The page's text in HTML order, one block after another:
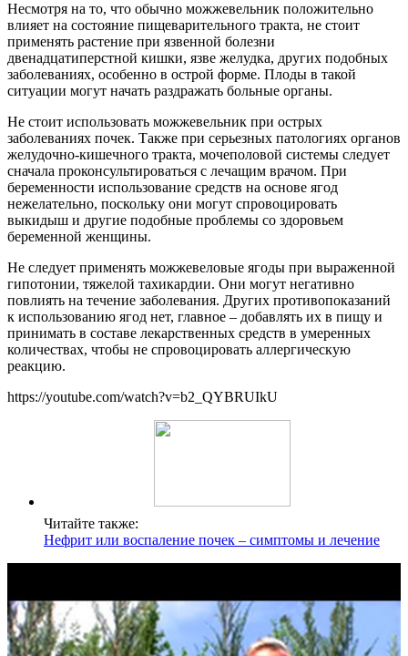
Несмотря на то, что обычно можжевельник положительно
влияет на состояние пищеварительного тракта, не стоит
применять растение при язвенной болезни
двенадцатиперстной кишки, язве желудка, других подобных
заболеваниях, особенно в острой форме. Плоды в такой
ситуации могут начать раздражать больные органы.
Не стоит использовать можжевельник при острых
заболеваниях почек. Также при серьезных патологиях органов
желудочно-кишечного тракта, мочеполовой системы следует
сначала проконсультироваться с лечащим врачом. При
беременности использование средств на основе ягод
нежелательно, поскольку они могут спровоцировать
выкидыш и другие подобные проблемы со здоровьем
беременной женщины.
Не следует применять можжевеловые ягоды при выраженной
гипотонии, тяжелой тахикардии. Они могут негативно
повлиять на течение заболевания. Других противопоказаний
к использованию ягод нет, главное – добавлять их в пищу и
принимать в составе лекарственных средств в умеренных
количествах, чтобы не спровоцировать аллергическую
реакцию.
https://youtube.com/watch?v=b2_QYBRUIkU
Читайте также:
Нефрит или воспаление почек – симптомы и лечение